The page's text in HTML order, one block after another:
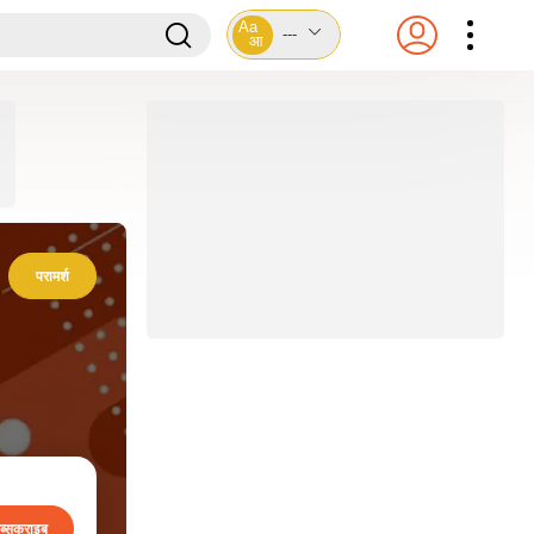
Aa
आ
---
परामर्श